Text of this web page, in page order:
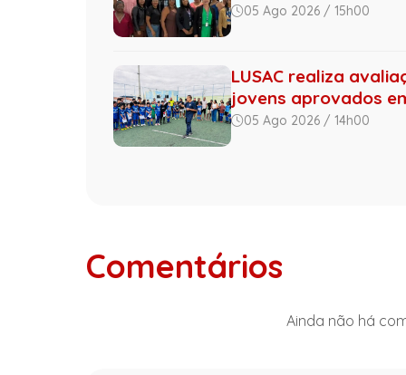
05 Ago 2026 / 15h00
LUSAC realiza
jovens aprovados
05 Ago 2026 / 14h00
Comentários
Ainda não há